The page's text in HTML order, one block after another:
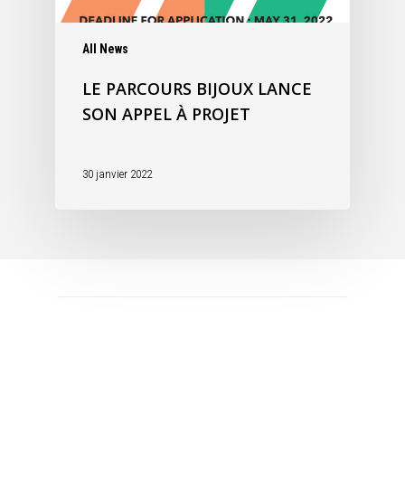
All News
LE PARCOURS BIJOUX LANCE
SON APPEL À PROJET
30 janvier 2022